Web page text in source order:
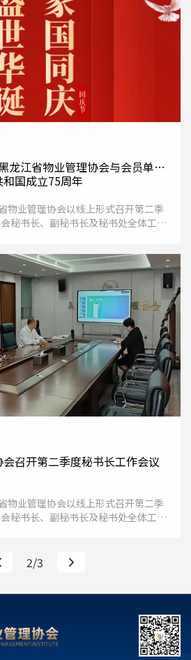
龙江省物业管理协会与会员单位
国成立75周年
物业管理协会以线上形式召开第二季
秘书长、副秘书长及秘书处全体工作
召开第二季度秘书长工作会议
物业管理协会以线上形式召开第二季
秘书长、副秘书长及秘书处全体工作
2/3